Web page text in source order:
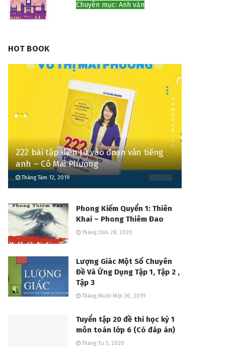
Chuyên mục: Anh văn
HOT BOOK
222 bài tập điền từ vào đoạn văn tiếng
anh – Cô Mai Phương
Tháng Tám 12, 2019
Phong Kiếm Quyển 1: Thiên
Khai – Phong Thiêm Đao
Tháng Chín 28, 2020
Lượng Giác Một Số Chuyên
Đề Và Ứng Dụng Tập 1, Tập 2 ,
Tập 3
Tháng Mười Một 30, 2019
Tuyển tập 20 đề thi học kỳ 1
môn toán lớp 6 (Có đáp án)
Tháng Tư 5, 2020